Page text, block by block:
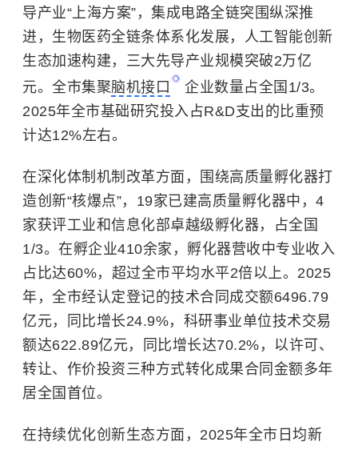
导产业“上海方案”，集成电路全链突围纵深推
进，生物医药全链条体系化发展，人工智能创新
生态加速构建，三大先导产业规模突破2万亿
元。全市集聚脑机接口
企业数量占全国1/3。
2025年全市基础研究投入占R&D支出的比重预
计达12%左右。
在深化体制机制改革方面，围绕高质量孵化器打
造创新“核爆点”，19家已建高质量孵化器中，4
家获评工业和信息化部卓越级孵化器，占全国
1/3。在孵企业410余家，孵化器营收中专业收入
占比达60%，超过全市平均水平2倍以上。2025
年，全市经认定登记的技术合同成交额6496.79
亿元，同比增长24.9%，科研事业单位技术交易
额达622.89亿元，同比增长达70.2%，以许可、
转让、作价投资三种方式转化成果合同金额多年
居全国首位。
在持续优化创新生态方面，2025年全市日均新